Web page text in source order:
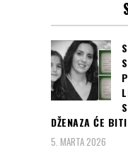
DŽENAZA ĆE
5. MARTA 2026